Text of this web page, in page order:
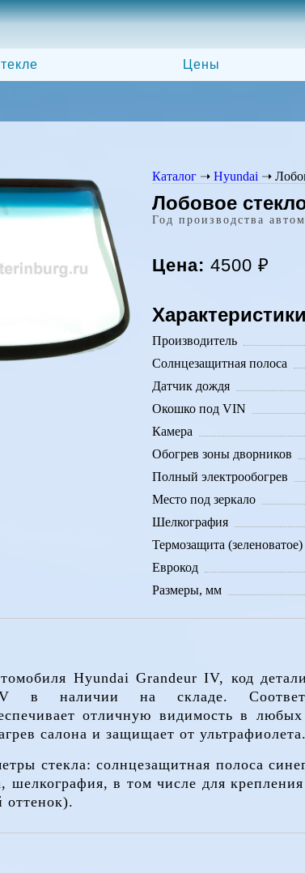
Цены
Каталог ➝ Hyundai ➝
Лобовое
Год производства
Цена: 4500 ₽
Производитель
Солнцезащитная полоса
Датчик дождя
Окошко под VIN
Камера
Обогрев зоны дворников
Полный электрообогрев
Место под зеркало
Шелкография
Термозащита (зеленоватое)
Еврокод
Размеры, мм
Hyundai Grandeur IV, код
в наличии на складе.
отличную видимость в
салона и защищает от
стекла: солнцезащитная полоса
шелкография, в том числе для
оттенок).